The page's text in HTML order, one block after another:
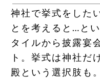
神社婚会場を探す
衣裳を探す
神社で挙式をした
とを考えると…と
タイルから披露宴
ト。挙式は神社だ
殿という選択肢も